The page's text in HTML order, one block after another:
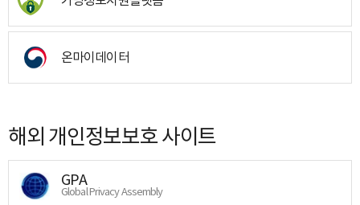
온마이데이터
해외 개인정보보호 사이트
GPA
Global Privacy Assembly